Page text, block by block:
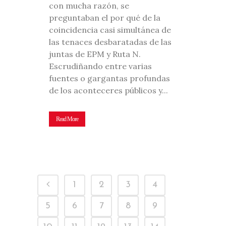
con mucha razón, se
preguntaban el por qué de la
coincidencia casi simultánea de
las tenaces desbaratadas de las
juntas de EPM y Ruta N.
Escrudiñando entre varias
fuentes o gargantas profundas
de los aconteceres públicos y...
Read More
1 2 3 4
5 6 7 8 9